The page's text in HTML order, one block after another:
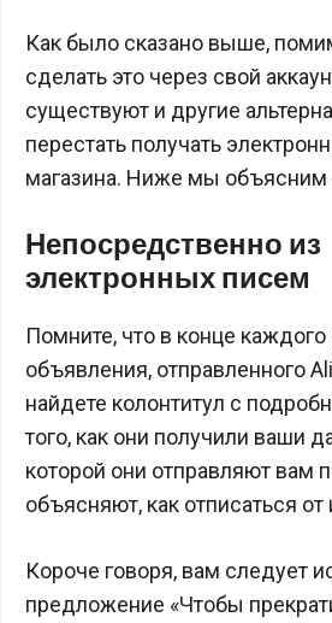
Как было сказано выше,
сделать это через свой
существуют и другие
перестать получать
магазина. Ниже мы объясним
Непосредственно из
электронных писем
Помните, что в конце
объявления, отправленного
найдете колонтитул с
того, как они получили ваши
которой они отправляют вам
объясняют, как отписаться от
Короче говоря, вам следует
предложение «Чтобы